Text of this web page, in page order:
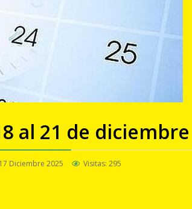
al 21 de diciembre
17 Diciembre 2025 Visitas: 295